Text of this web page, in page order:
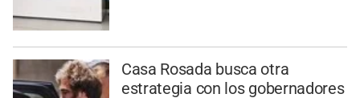
Casa Rosada busca otra
estrategia con los gobernadores